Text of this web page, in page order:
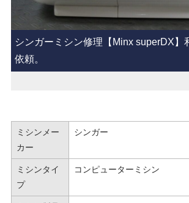
シンガーミシン修理【Minx superDX】
依頼。
ミシンメー
カー
シンガー
ミシンタイ
プ
コンピューターミシン